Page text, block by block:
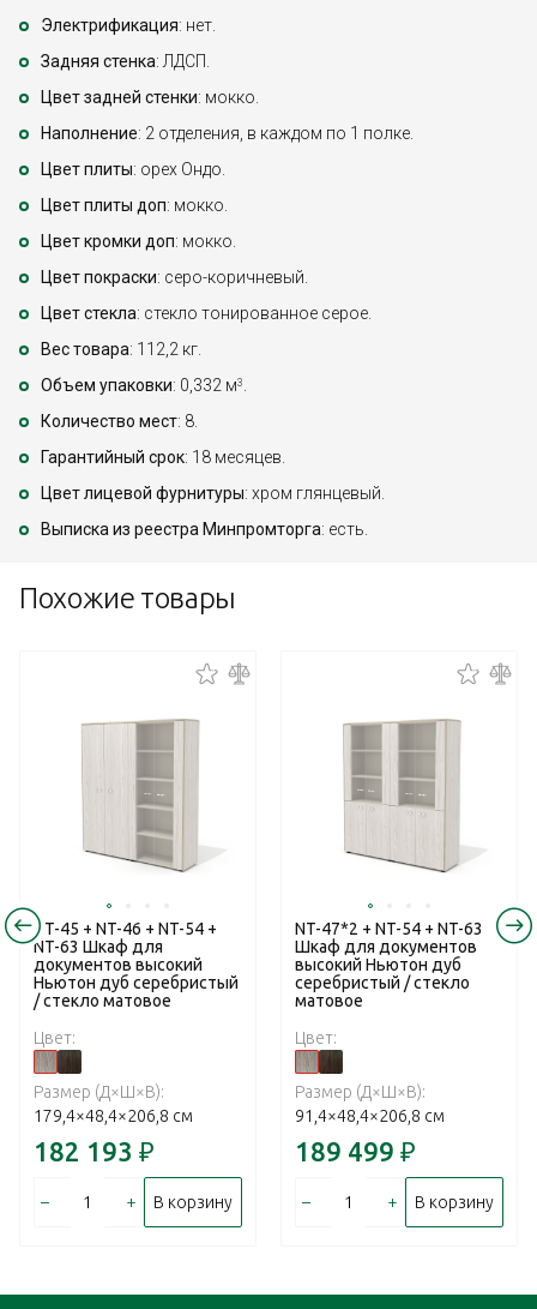
Электрификация: нет.
Задняя стенка: ЛДСП.
Цвет задней стенки: мокко.
Наполнение: 2 отделения, в каждом по 1 полке.
Цвет плиты: орех Ондо.
Цвет плиты доп: мокко.
Цвет кромки доп: мокко.
Цвет покраски: серо-коричневый.
Цвет стекла: стекло тонированное серое.
Вес товара: 112,2 кг.
Объем упаковки: 0,332 м3 .
Количество мест: 8.
Гарантийный срок: 18 месяцев.
Цвет лицевой фурнитуры: хром глянцевый.
Выписка из реестра Минпромторга: есть.
Похожие товары
NT-45 + NT-46 + NT-54 +
NT-63 Шкаф для
документов высокий
Ньютон дуб серебристый
/ стекло матовое
Цвет:
Размер (Д×Ш×В):
179,4×48,4×206,8 см
182 193 ₽
– + В корзину
NT-47*2 + NT-54 + NT-63
Шкаф для документов
высокий Ньютон дуб
серебристый / стекло
матовое
Цвет:
Размер (Д×Ш×В):
91,4×48,4×206,8 см
189 499 ₽
– + В корзину